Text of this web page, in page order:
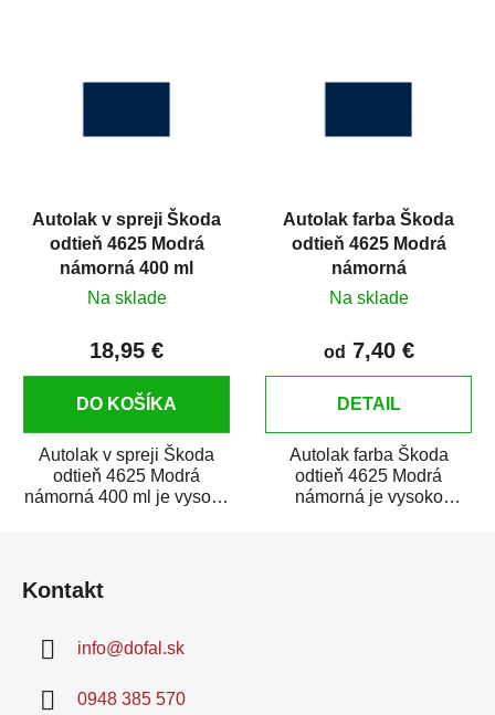
Autolak v spreji Škoda
odtieň 4625 Modrá
námorná 400 ml
Na sklade
18,95 €
DO KOŠÍKA
Autolak v spreji Škoda
odtieň 4625 Modrá
námorná 400 ml je vysoko
Autolak farba Škoda
odtieň 4625 Modrá
námorná
Na sklade
od 7,40 €
DETAIL
Autolak farba Škoda
odtieň 4625 Modrá
námorná je vysoko
Kontakt
info@dofal.sk
0948 385 570